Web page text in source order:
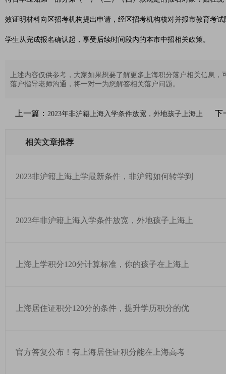
效证明材料向区招考机构提出申请，经区招考机构核对并报市教育考
学生从完成报名确认起，享受后续时间段内的本市中招相关政策。
上述内容仅供参考，大家如果想要了解更多上海积分落户相关信息
落户指导老师沟通，将一对一为您解答相关落户问题。
上一篇： 2023年非沪籍上海入学条件放宽，外地孩子上海上 下
相关文章推荐
2023非沪籍上海上学最新条件，非沪籍如何转学到
2023年非沪籍上海入学条件放宽，外地孩子上海上
上海上学积分120分计算标准，你的孩子在上海上
上海居住证积分120分的条件，提升学历积分的优
官方答复公布！有上海居住证积分能在上海高考